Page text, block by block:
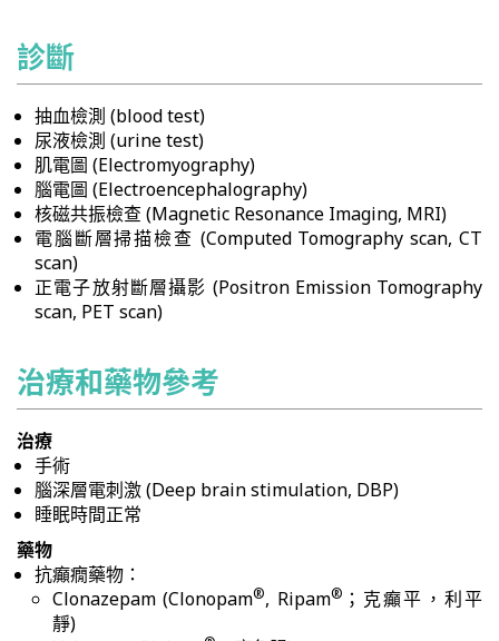
診斷
抽血檢測 (blood test)
尿液檢測 (urine test)
肌電圖 (Electromyography)
腦電圖 (Electroencephalography)
核磁共振檢查 (Magnetic Resonance Imaging, MRI)
電腦斷層掃描檢查 (Computed Tomography scan, CT
scan)
正電子放射斷層攝影 (Positron Emission Tomography
scan, PET scan)
治療和藥物參考
治療
手術
腦深層電刺激 (Deep brain stimulation, DBP)
睡眠時間正常
藥物
抗癲癇藥物：
Clonazepam (Clonopam®, Ripam® ；克癲平，利平
靜)